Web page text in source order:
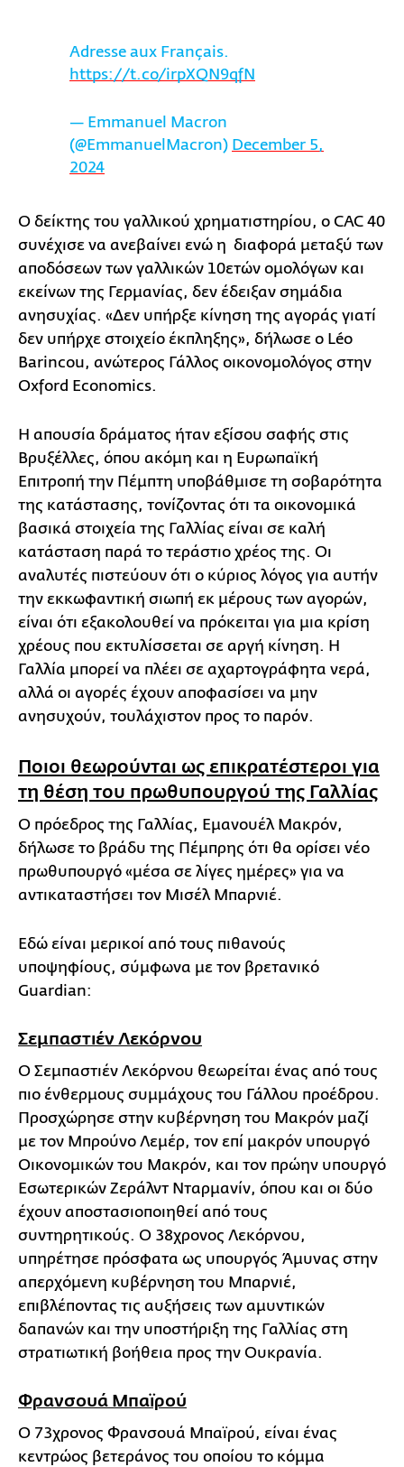
Adresse aux Français.
https://t.co/irpXQN9qfN
— Emmanuel Macron
(@EmmanuelMacron) December 5,
2024
Ο δείκτης του γαλλικού χρηματιστηρίου, ο CAC 40
συνέχισε να ανεβαίνει ενώ η διαφορά μεταξύ των
αποδόσεων των γαλλικών 10ετών ομολόγων και
εκείνων της Γερμανίας, δεν έδειξαν σημάδια
ανησυχίας. «Δεν υπήρξε κίνηση της αγοράς γιατί
δεν υπήρχε στοιχείο έκπληξης», δήλωσε ο Léo
Barincou, ανώτερος Γάλλος οικονομολόγος στην
Oxford Economics.
Η απουσία δράματος ήταν εξίσου σαφής στις
Βρυξέλλες, όπου ακόμη και η Ευρωπαϊκή
Επιτροπή την Πέμπτη υποβάθμισε τη σοβαρότητα
της κατάστασης, τονίζοντας ότι τα οικονομικά
βασικά στοιχεία της Γαλλίας είναι σε καλή
κατάσταση παρά το τεράστιο χρέος της. Οι
αναλυτές πιστεύουν ότι ο κύριος λόγος για αυτήν
την εκκωφαντική σιωπή εκ μέρους των αγορών,
είναι ότι εξακολουθεί να πρόκειται για μια κρίση
χρέους που εκτυλίσσεται σε αργή κίνηση. Η
Γαλλία μπορεί να πλέει σε αχαρτογράφητα νερά,
αλλά οι αγορές έχουν αποφασίσει να μην
ανησυχούν, τουλάχιστον προς το παρόν.
Ποιοι θεωρούνται ως επικρατέστεροι για
τη θέση του πρωθυπουργού της Γαλλίας
Ο πρόεδρος της Γαλλίας, Εμανουέλ Μακρόν,
δήλωσε το βράδυ της Πέμπρης ότι θα ορίσει νέο
πρωθυπουργό «μέσα σε λίγες ημέρες» για να
αντικαταστήσει τον Μισέλ Μπαρνιέ.
Εδώ είναι μερικοί από τους πιθανούς
υποψηφίους, σύμφωνα με τον βρετανικό
Guardian:
Σεμπαστιέν Λεκόρνου
Ο Σεμπαστιέν Λεκόρνου θεωρείται ένας από τους
πιο ένθερμους συμμάχους του Γάλλου προέδρου.
Προσχώρησε στην κυβέρνηση του Μακρόν μαζί
με τον Μπρούνο Λεμέρ, τον επί μακρόν υπουργό
Οικονομικών του Μακρόν, και τον πρώην υπουργό
Εσωτερικών Ζεράλντ Νταρμανίν, όπου και οι δύο
έχουν αποστασιοποιηθεί από τους
συντηρητικούς. Ο 38χρονος Λεκόρνου,
υπηρέτησε πρόσφατα ως υπουργός Άμυνας στην
απερχόμενη κυβέρνηση του Μπαρνιέ,
επιβλέποντας τις αυξήσεις των αμυντικών
δαπανών και την υποστήριξη της Γαλλίας στη
στρατιωτική βοήθεια προς την Ουκρανία.
Φρανσουά Μπαϊρού
Ο 73χρονος Φρανσουά Μπαϊρού, είναι ένας
κεντρώος βετεράνος του οποίου το κόμμα